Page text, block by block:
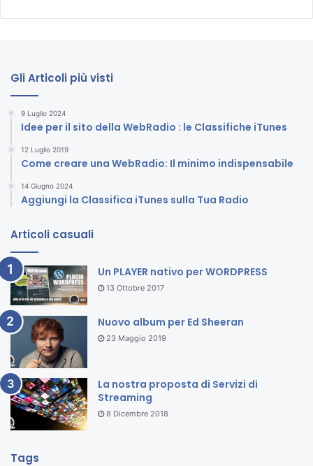
Gli Articoli più visti
9 Luglio 2024
Idee per il sito della WebRadio : le Classifiche iTunes
12 Luglio 2019
Come creare una WebRadio: Il minimo indispensabile
14 Giugno 2024
Aggiungi la Classifica iTunes sulla Tua Radio
Articoli casuali
Un PLAYER nativo per WORDPRESS
13 Ottobre 2017
Nuovo album per Ed Sheeran
23 Maggio 2019
La nostra proposta di Servizi di
Streaming
8 Dicembre 2018
Tags